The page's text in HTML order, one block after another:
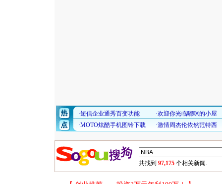
共找到 97,175 个相关新闻.